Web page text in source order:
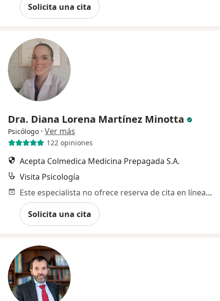
Solicita una cita
Dra. Diana Lorena Martínez Minotta
Psicólogo · Ver más
122 opiniones
Acepta Colmedica Medicina Prepagada S.A.
Visita Psicología
Este especialista no ofrece reserva de cita en línea en esta dirección.
Solicita una cita